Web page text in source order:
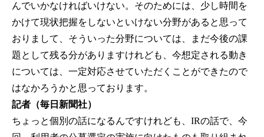
んでいかなければいけない。そのためには、少し時間を
かけて現状把握をしないといけない分野があると思って
おりまして、そういった分野については、まだ今後の課
題として残る分がありますけれども、今想定される動き
については、一定対応させていただくことができたので
はなかろうかと思っております。
記者（毎日新聞社）
ちょっと個別の話になるんですけれども、IRの話で、今